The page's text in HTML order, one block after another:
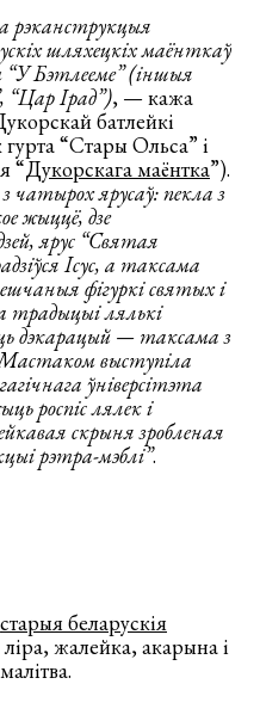
рэканструкцыя
шляхецкіх маёнткаў
Бэтлееме” (іншыя
Ірад”), — кажа
батлейкі
“Стары Ольса” і
“Дукорскага маёнтка”).
чатырох ярусаў: пекла з
жыццё, дзе
ярус “Святая
Ісус, а таксама
фігуркі святых і
традыцыі лялькі
дэкарацый — таксама з
выступіла
ўніверсітэта
роспіс лялек і
скрыня зробленая
рэтра-мэблі”.
старыя беларускія
ліра, жалейка, акарына і